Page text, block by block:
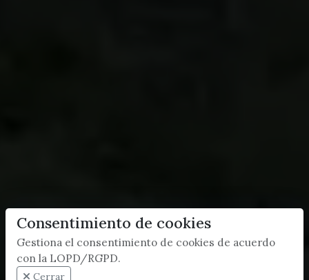
Consentimiento de cookies
Gestiona el consentimiento de cookies de acuerdo
con la LOPD/RGPD.
Cerrar